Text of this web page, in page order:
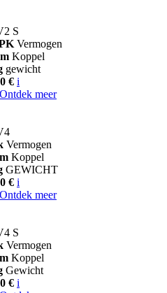
S
Vermogen
Koppel
gewicht
€ i
Ontdek meer
Vermogen
Koppel
GEWICHT
€ i
Ontdek meer
S
Vermogen
Koppel
Gewicht
€ i